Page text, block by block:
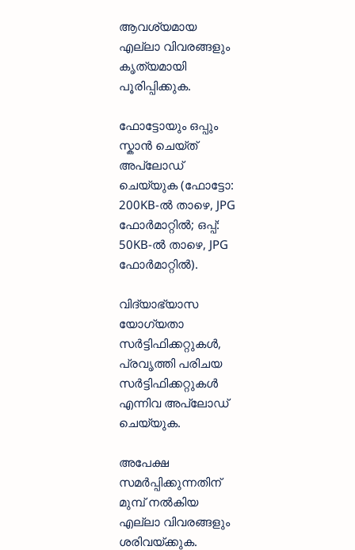
ആവശ്യമായ
എല്ലാ വിവരങ്ങളും
കൃത്യമായി
പൂരിപ്പിക്കുക.
ഫോട്ടോയും ഒപ്പും
സ്കാൻ ചെയ്ത്
അപ്ലോഡ്
ചെയ്യുക (ഫോട്ടോ:
200KB-ൽ താഴെ, JPG
ഫോർമാറ്റിൽ; ഒപ്പ്:
50KB-ൽ താഴെ, JPG
ഫോർമാറ്റിൽ).
വിദ്യാഭ്യാസ
യോഗ്യതാ
സർട്ടിഫിക്കറ്റുകൾ,
പ്രവൃത്തി പരിചയ
സർട്ടിഫിക്കറ്റുകൾ
എന്നിവ അപ്ലോഡ്
ചെയ്യുക.
അപേക്ഷ
സമർപ്പിക്കുന്നതിന്
മുമ്പ് നൽകിയ
എല്ലാ വിവരങ്ങളും
ശരിവയ്ക്കുക.